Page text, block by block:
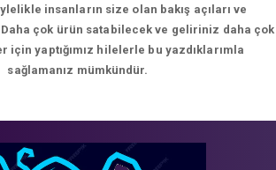
insanların size olan bakış açıları ve
çok ürün satabilecek ve geliriniz daha çok
için yaptığımız hilelerle bu yazdıklarımla
sağlamanız mümkündür.